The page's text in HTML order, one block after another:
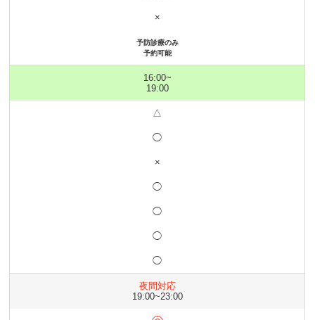
×
予防診療のみ
予約可能
16:00~
19:00
△
◯
×
◯
◯
◯
◯
夜間対応
19:00~23:00